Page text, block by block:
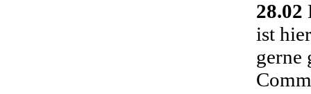
28.02
ist
gerne